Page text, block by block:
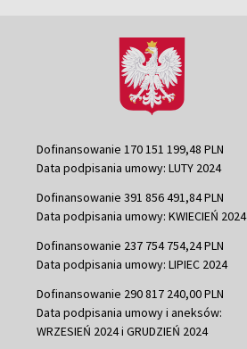
Dofinansowanie 170 151 199,48 PLN
Data podpisania umowy: LUTY 2024
Dofinansowanie 391 856 491,84 PLN
Data podpisania umowy: KWIECIEŃ 2024
Dofinansowanie 237 754 754,24 PLN
Data podpisania umowy: LIPIEC 2024
Dofinansowanie 290 817 240,00 PLN
Data podpisania umowy i aneksów:
WRZESIEŃ 2024 i GRUDZIEŃ 2024